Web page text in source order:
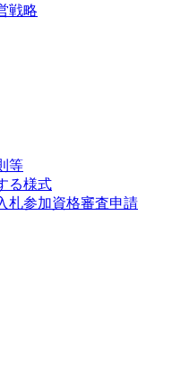
戦略
等
る様式
札参加資格審査申請